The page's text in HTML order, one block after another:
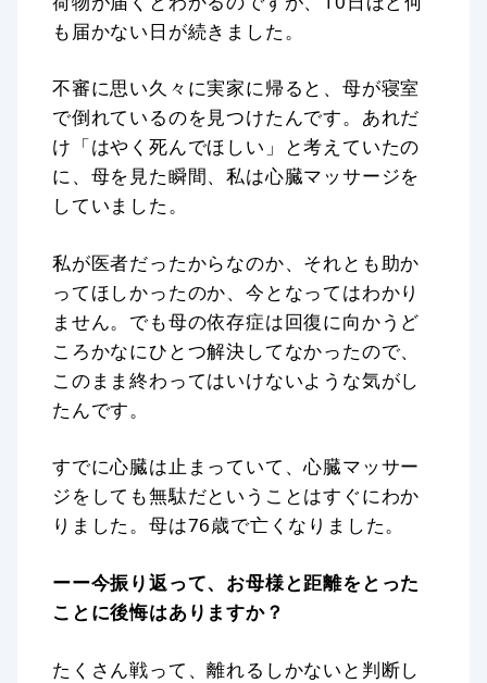
も届かない日が続きました。
不審に思い久々に実家に帰ると、母が寝室
で倒れているのを見つけたんです。あれだ
け「はやく死んでほしい」と考えていたの
に、母を見た瞬間、私は心臓マッサージを
していました。
私が医者だったからなのか、それとも助か
ってほしかったのか、今となってはわかり
ません。でも母の依存症は回復に向かうど
ころかなにひとつ解決してなかったので、
このまま終わってはいけないような気がし
たんです。
すでに心臓は止まっていて、心臓マッサー
ジをしても無駄だということはすぐにわか
りました。母は76歳で亡くなりました。
ーー今振り返って、お母様と距離をとった
ことに後悔はありますか？
たくさん戦って、離れるしかないと判断し